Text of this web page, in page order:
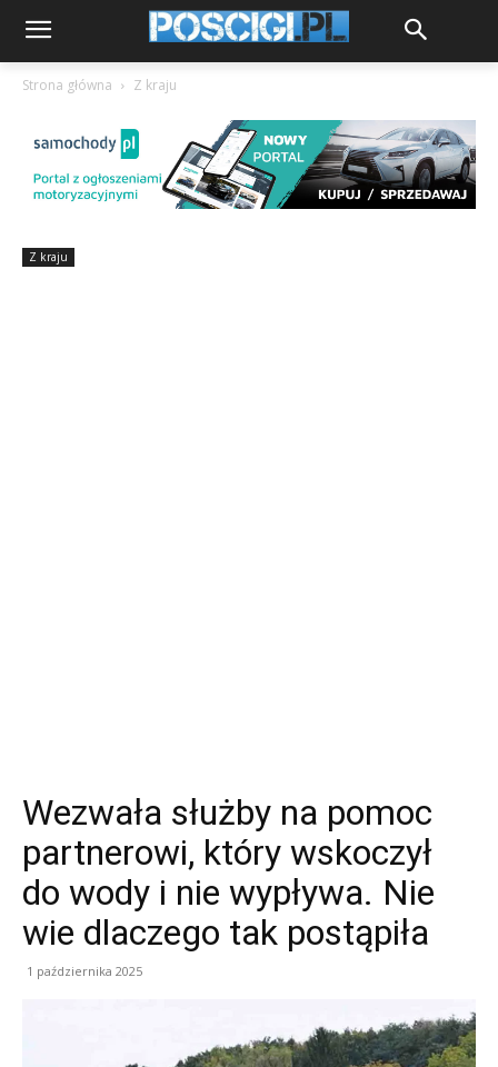
Strona główna Z kraju
Z kraju
Wezwała służby na pomoc
partnerowi, który wskoczył
do wody i nie wypływa. Nie
wie dlaczego tak postąpiła
1 października 2025